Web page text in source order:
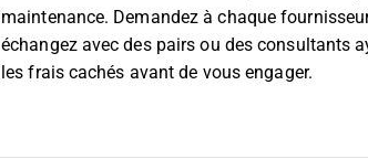
maintenance. Demandez à chaque
échangez avec des pairs ou des consultants
les frais cachés avant de vous engager.